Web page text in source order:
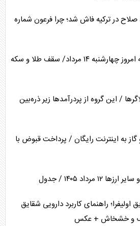
حماسدر ترکیه فاش شد؛ چرا فرعون شماره
آخرین قیمت طلا و سکه امروز چهارشنبه ۱۴ مرداد/ سقف طلا و سکه
/ این گروه از پردرآمد‌ها زیر ذره‌بین
به اینترنت رایگان / پرداخت قبوض با
۱۴۰۵ / جدول
راهنمای کاربرد دارویی شقایق
و خشخاش + عکس